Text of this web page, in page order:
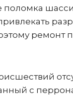
поломка
ремонт
с